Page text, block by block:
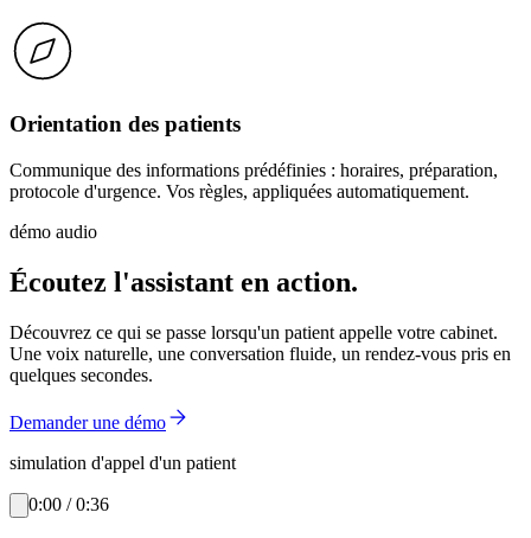
Orientation des patients
Communique des informations prédéfinies : horaires, préparation,
protocole d'urgence. Vos règles, appliquées automatiquement.
démo audio
Écoutez l'assistant en action.
Découvrez ce qui se passe lorsqu'un patient appelle votre cabinet.
Une voix naturelle, une conversation fluide, un rendez-vous pris en
quelques secondes.
Demander une démo
simulation d'appel d'un patient
0:00 / 0:36